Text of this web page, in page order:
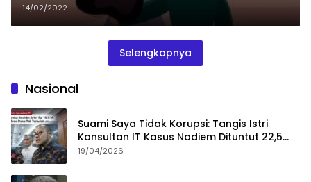
14/02/2022
Selengkapnya
Nasional
Suami Saya Tidak Korupsi: Tangis Istri
Konsultan IT Kasus Nadiem Dituntut 22,5
Tahun
19/04/2026